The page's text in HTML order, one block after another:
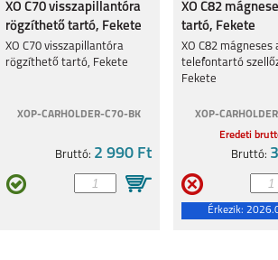
XO C70 visszapillantóra
rögzíthető tartó, Fekete
XO C70 visszapillantóra
rögzíthető tartó, Fekete
XOP-CARHOLDER-C70-BK
Bruttó: 2 990 Ft
XO C82
tartó, Fekete
XO C82 mágneses
telefontartó
Fekete
XOP-
Eredeti
Bruttó:
Érkezik: